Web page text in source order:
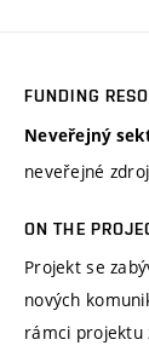
FUNDING
Neveřejný
neveřejné
ON THE
Projekt se
nových
rámci projektu